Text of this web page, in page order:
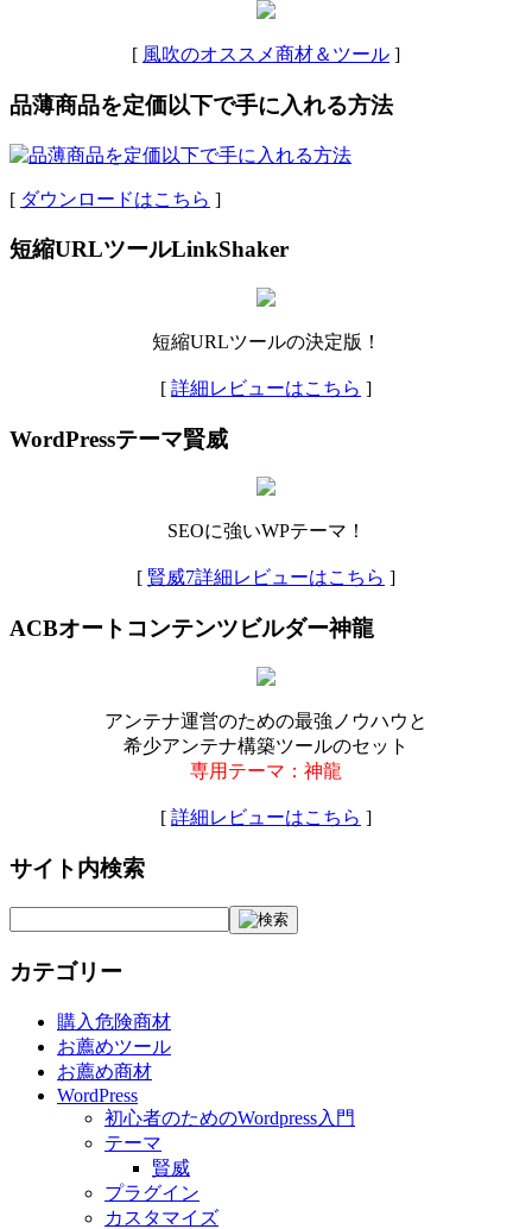
[ 風吹のオススメ商材＆ツール ]
品薄商品を定価以下で手に入れる方法
[ ダウンロードはこちら ]
短縮URLツールLinkShaker
短縮URLツールの決定版！
[ 詳細レビューはこちら ]
WordPressテーマ賢威
SEOに強いWPテーマ！
[ 賢威7詳細レビューはこちら ]
ACBオートコンテンツビルダー神龍
アンテナ運営のための最強ノウハウと
希少アンテナ構築ツールのセット
専用テーマ：神龍
[ 詳細レビューはこちら ]
サイト内検索
カテゴリー
購入危険商材
お薦めツール
お薦め商材
WordPress
初心者のためのWordpress入門
テーマ
賢威
プラグイン
カスタマイズ